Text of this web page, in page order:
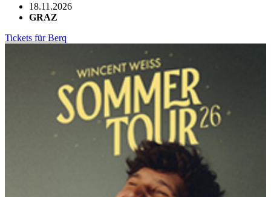
18.11.2026
GRAZ
Tickets für Berq